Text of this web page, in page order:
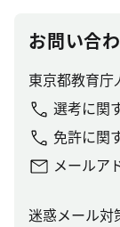
お問い合
東京都教育
選考に関
免許に関
メールア
迷惑メール対